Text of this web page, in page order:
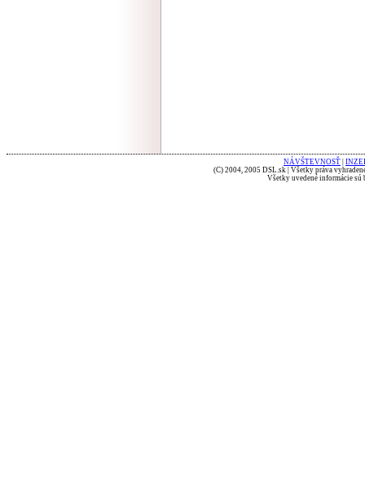
NÁVŠTEVNOSŤ
(C) 2004, 2005 DSL.sk | Všetky práva
Všetky uvedené informácie sú